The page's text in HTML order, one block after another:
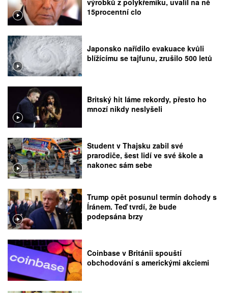
15procentní clo
Japonsko nařídilo evakuace kvůli
blížícímu se tajfunu, zrušilo 500 letů
Britský hit láme rekordy, přesto ho
mnozí nikdy neslyšeli
Student v Thajsku zabil své
prarodiče, šest lidí ve své škole a
nakonec sám sebe
Trump opět posunul termín dohody s
Íránem. Teď tvrdí, že bude
podepsána brzy
Coinbase v Británii spouští
obchodování s americkými akciemi